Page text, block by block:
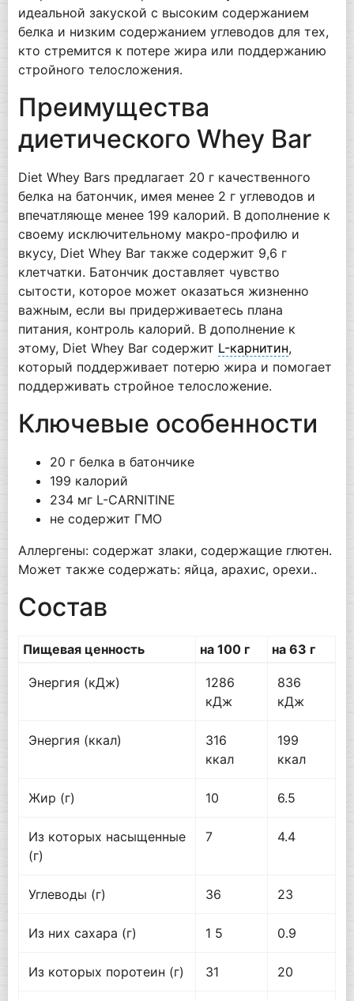
идеальной закуской с высоким содержанием
белка и низким содержанием углеводов для тех,
кто стремится к потере жира или поддержанию
стройного телосложения.
Преимущества
диетического Whey Bar
Diet Whey Bars предлагает 20 г качественного
белка на батончик, имея менее 2 г углеводов и
впечатляюще менее 199 калорий. В дополнение к
своему исключительному макро-профилю и
вкусу, Diet Whey Bar также содержит 9,6 г
клетчатки. Батончик доставляет чувство
сытости, которое может оказаться жизненно
важным, если вы придерживаетесь плана
питания, контроль калорий. В дополнение к
этому, Diet Whey Bar содержит L-карнитин,
который поддерживает потерю жира и помогает
поддерживать стройное телосложение.
Ключевые особенности
20 г белка в батончике
199 калорий
234 мг L-CARNITINE
не содержит ГМО
Аллергены: содержат злаки, содержащие глютен.
Может также содержать: яйца, арахис, орехи..
Состав
Пищевая ценность на 100 г на 63 г
Энергия (кДж)
1286
кДж
836
кДж
Энергия (ккал)
316
ккал
199
ккал
Жир (г) 10 6.5
Из которых насыщенные
(г)
7 4.4
Углеводы (г) 36 23
Из них сахара (г) 1 5 0.9
Из которых поротеин (г) 31 20